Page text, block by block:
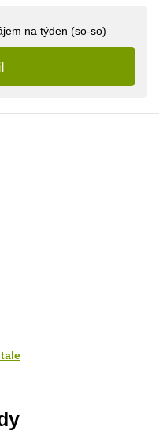
na týden (so-so)